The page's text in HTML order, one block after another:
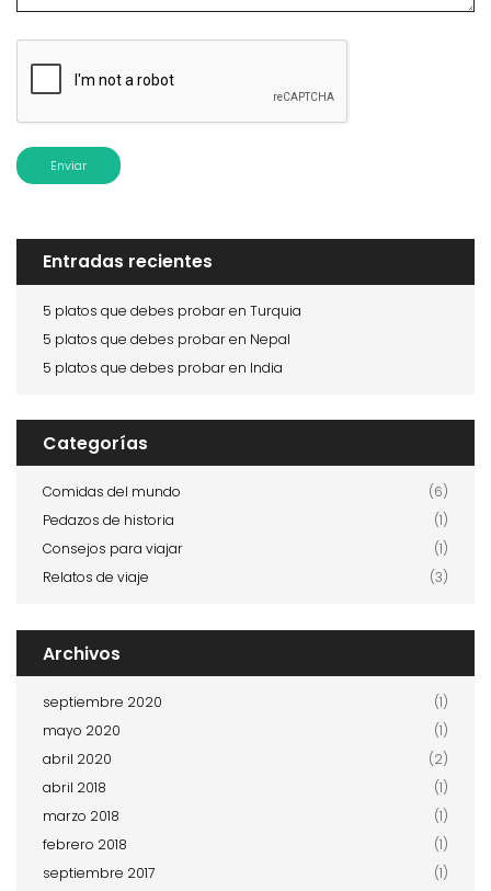
Enviar
Entradas recientes
5 platos que debes probar en Turquia
5 platos que debes probar en Nepal
5 platos que debes probar en India
Categorías
Comidas del mundo
(6)
Pedazos de historia
(1)
Consejos para viajar
(1)
Relatos de viaje
(3)
Archivos
septiembre 2020
(1)
mayo 2020
(1)
abril 2020
(2)
abril 2018
(1)
marzo 2018
(1)
febrero 2018
(1)
septiembre 2017
(1)